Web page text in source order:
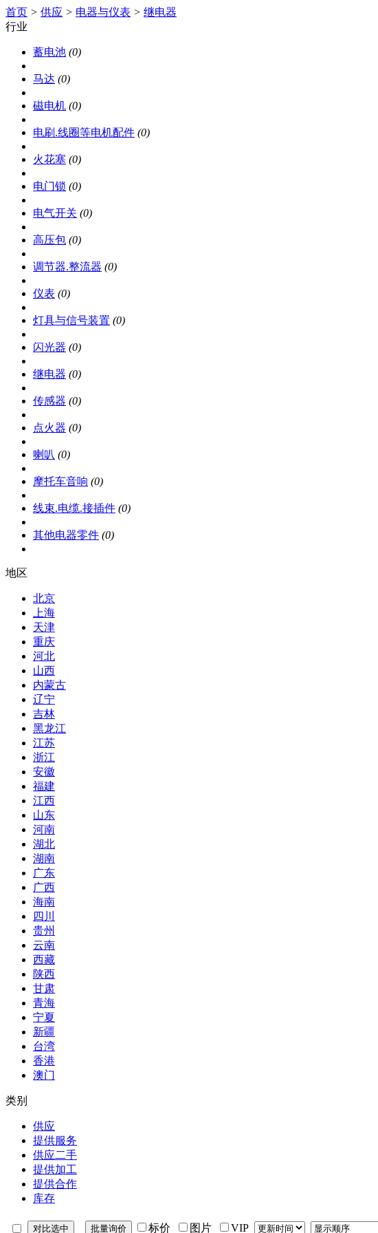
首页 > 供应 > 电器与仪表 > 继电器
行业
蓄电池 (0)
马达 (0)
磁电机 (0)
电刷.线圈等电机配件 (0)
火花塞 (0)
电门锁 (0)
电气开关 (0)
高压包 (0)
调节器.整流器 (0)
仪表 (0)
灯具与信号装置 (0)
闪光器 (0)
继电器 (0)
传感器 (0)
点火器 (0)
喇叭 (0)
摩托车音响 (0)
线束.电缆.接插件 (0)
其他电器零件 (0)
地区
北京
上海
天津
重庆
河北
山西
内蒙古
辽宁
吉林
黑龙江
江苏
浙江
安徽
福建
江西
山东
河南
湖北
湖南
广东
广西
海南
四川
贵州
云南
西藏
陕西
甘肃
青海
宁夏
新疆
台湾
香港
澳门
类别
供应
提供服务
供应二手
提供加工
提供合作
库存
标价 图片 VIP